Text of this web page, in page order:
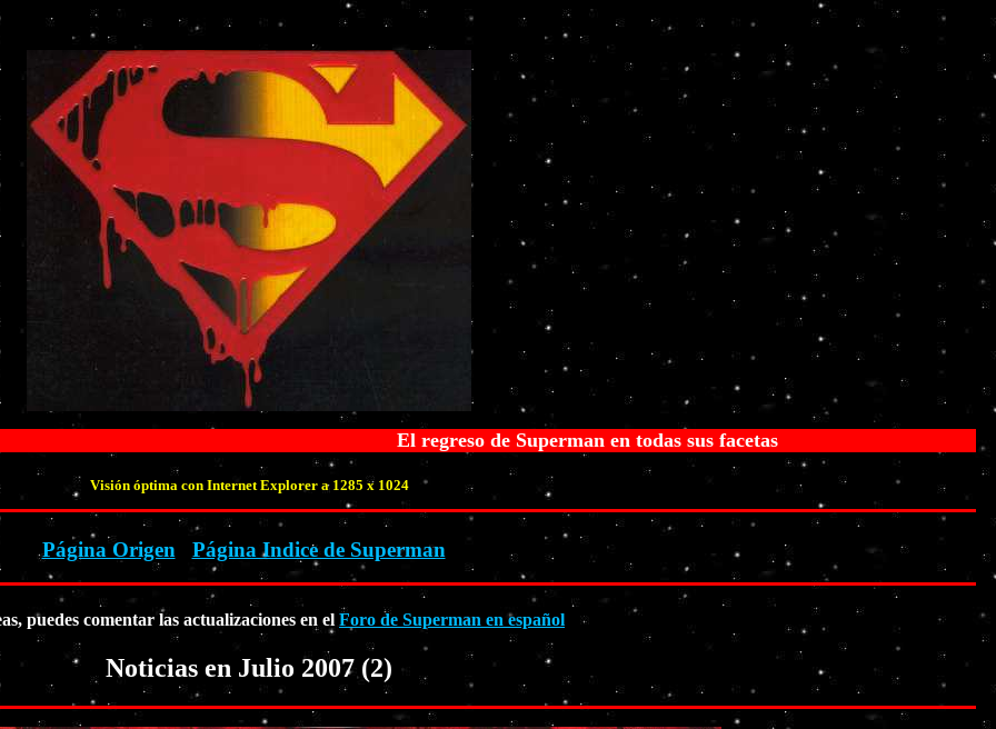
El regreso de Superman en todas sus facetas
Visión óptima con Internet Explorer a 1285 x 1024
Página Origen Página Indice de Superman
puedes comentar las actualizaciones en el Foro de Superman en español
Noticias en Julio 2007 (2)